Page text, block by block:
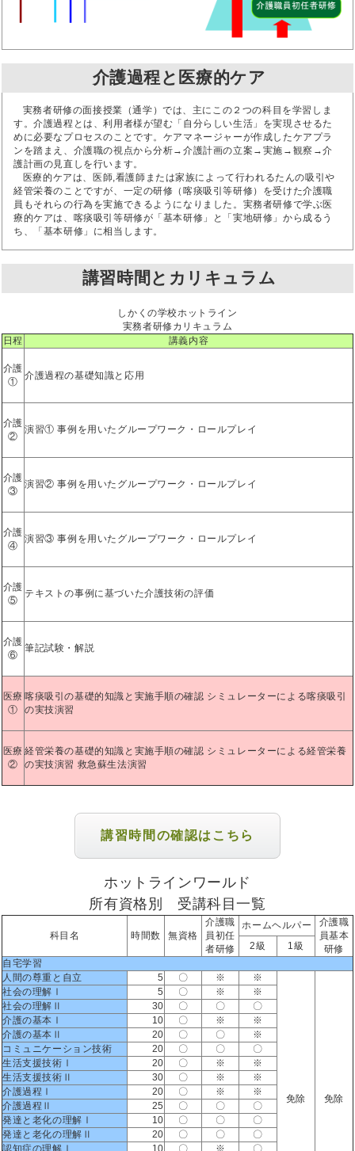
介護過程と医療的ケア
実務者研修の面接授業（通学）では、主にこの２つの科目を学習しま
す。介護過程とは、利用者様が望む「自分らしい生活」を実現させるた
めに必要なプロセスのことです。ケアマネージャーが作成したケアプラ
ンを踏まえ、介護職の視点から分析→介護計画の立案→実施→観察→介
護計画の見直しを行います。
医療的ケアは、医師,看護師または家族によって行われるたんの吸引や
経管栄養のことですが、一定の研修（喀痰吸引等研修）を受けた介護職
員もそれらの行為を実施できるようになりました。実務者研修で学ぶ医
療的ケアは、喀痰吸引等研修が「基本研修」と「実地研修」から成るう
ち、「基本研修」に相当します。
講習時間とカリキュラム
しかくの学校ホットライン
実務者研修カリキュラム
日程
講義内容
介護
①
介護過程の基礎知識と応用
介護
②
演習① 事例を用いたグループワーク・ロールプレイ
介護
③
演習② 事例を用いたグループワーク・ロールプレイ
介護
④
演習③ 事例を用いたグループワーク・ロールプレイ
介護
⑤
テキストの事例に基づいた介護技術の評価
介護
⑥
筆記試験・解説
医療
①
喀痰吸引の基礎的知識と実施手順の確認 シミュレーターによる喀痰吸引
の実技演習
医療
②
経管栄養の基礎的知識と実施手順の確認 シミュレーターによる経管栄養
の実技演習 救急蘇生法演習
講習時間の確認はこちら
ホットラインワールド
所有資格別 受講科目一覧
科目名 時間数 無資格
介護職
員初任
者研修
ホームヘルパー
介護職
員基本
研修
2級
1級
自宅学習
人間の尊重と自立
5 〇 ※ ※
免除 免除
社会の理解Ⅰ 5 〇 ※
※
社会の理解Ⅱ
30 〇 〇
〇
介護の基本Ⅰ
10 〇 ※
※
介護の基本Ⅱ
20 〇 〇
※
コミュニケーション技術
20 〇 〇
〇
生活支援技術Ⅰ
20 〇 ※
※
生活支援技術Ⅱ
30 〇 ※
※
介護過程Ⅰ
20 〇 ※
※
介護過程Ⅱ
25 〇 〇
〇
発達と老化の理解Ⅰ
10 〇 〇
〇
発達と老化の理解Ⅱ
20 〇 〇
〇
認知症の理解Ⅰ
10 〇 ※ 〇